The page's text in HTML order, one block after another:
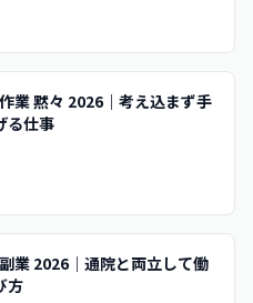
業 黙々 2026｜考え込まず手
る仕事
業 2026｜通院と両立して働
方